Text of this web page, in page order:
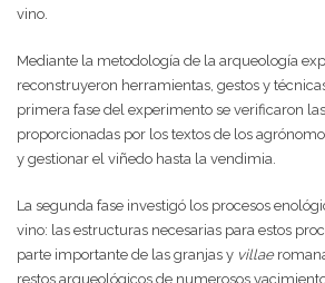
vino.
Mediante la metodología de la arqueología
reconstruyeron herramientas, gestos y
primera fase del experimento se verificaron
proporcionadas por los textos de los
y gestionar el viñedo hasta la vendimia.
La segunda fase investigó los procesos
vino: las estructuras necesarias para estos
parte importante de las granjas y villae
restos arqueológicos de numerosos